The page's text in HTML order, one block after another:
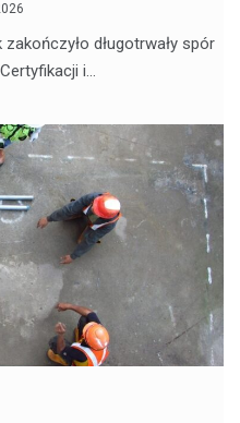
długotrwały spór
i…